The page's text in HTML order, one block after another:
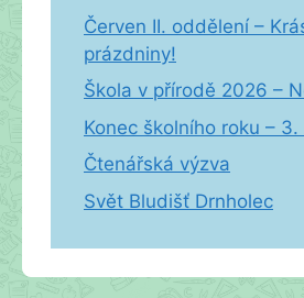
Červen II. oddělení –
prázdniny!
Škola v přírodě 2026 –
Konec školního roku – 3.
Čtenářská výzva
Svět Bludišť Drnholec